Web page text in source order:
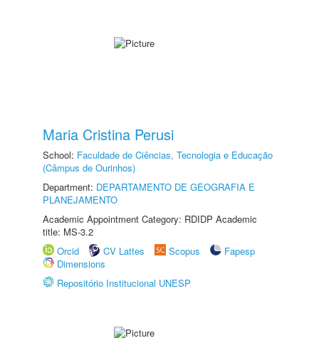
Maria Cristina Perusi
School: Faculdade de Ciências, Tecnologia e Educação
(Câmpus de Ourinhos)
Department: DEPARTAMENTO DE GEOGRAFIA E
PLANEJAMENTO
Academic Appointment Category: RDIDP Academic
title: MS-3.2
Orcid
CV Lattes Scopus
Fapesp
Dimensions
Repositório Institucional UNESP